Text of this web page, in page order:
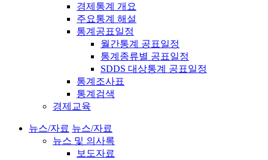
경제통계 개요
주요통계 해설
통계공표일정
월간통계 공표일정
통계종류별 공표일정
SDDS 대상통계 공표일정
통계조사표
통계검색
경제교육
뉴스/자료 뉴스/자료
뉴스 및 의사록
보도자료